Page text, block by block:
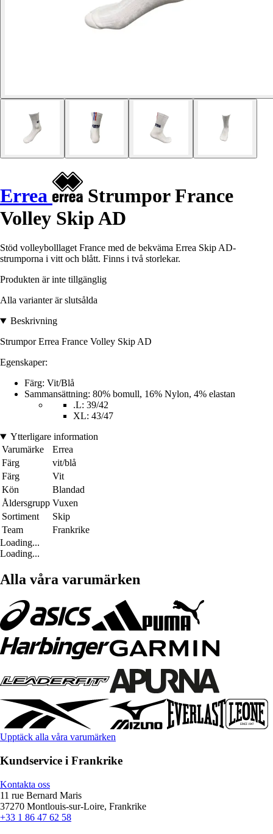
Errea
Strumpor France
Volley Skip AD
Stöd volleybolllaget France med de bekväma Errea Skip AD-
strumporna i vitt och blått. Finns i två storlekar.
Produkten är inte tillgänglig
Alla varianter är slutsålda
Beskrivning
Strumpor Errea France Volley Skip AD
Egenskaper:
Färg: Vit/Blå
Sammansättning: 80% bomull, 16% Nylon, 4% elastan
.L: 39/42
XL: 43/47
Ytterligare information
Varumärke
Errea
Färg
vit/blå
Färg
Vit
Kön
Blandad
Åldersgrupp Vuxen
Sortiment
Skip
Team
Frankrike
Loading...
Loading...
Alla våra varumärken
Upptäck alla våra varumärken
Kundservice i Frankrike
Kontakta oss
11 rue Bernard Maris
37270 Montlouis-sur-Loire, Frankrike
+33 1 86 47 62 58